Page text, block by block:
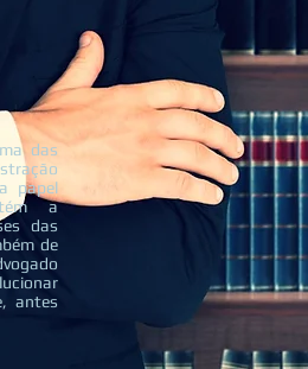
das
papel
a
das
de
antes